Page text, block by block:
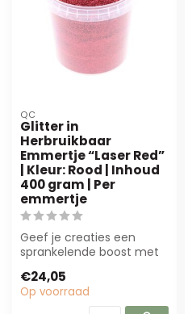
QC
Glitter in
Herbruikbaar
Emmertje “Laser Red”
| Kleur: Rood | Inhoud
400 gram | Per
emmertje
Geef je creaties een
sprankelende boost met
een herbru...
€24,05
Op voorraad